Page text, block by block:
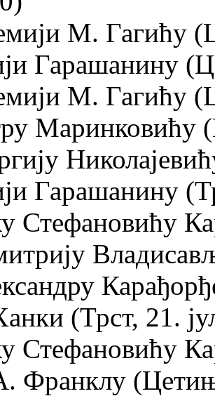
М. Гагићу
Гарашанину
М. Гагићу
Маринковићу
Гарашанину
Стефановићу
(Трст, 21.
Стефановићу
Франклу